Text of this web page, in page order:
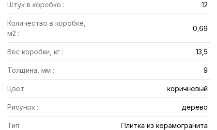
Штук в коробке : 12
Количество в коробке,
м2 :
0,69
Вес коробки, кг : 13,5
Толщина, мм : 9
Цвет : коричневый
Рисунок : дерево
Тип : Плитка из керамогранита